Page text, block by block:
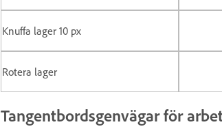
Knuffa lager 10 px
Rotera lager
Tangentbordsgenvägar för